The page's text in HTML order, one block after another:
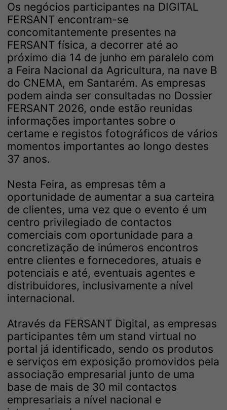
Os negócios participantes na DIGITAL
FERSANT encontram-se
concomitantemente presentes na
FERSANT física, a decorrer até ao
próximo dia 14 de junho em paralelo com
a Feira Nacional da Agricultura, na nave B
do CNEMA, em Santarém. As empresas
podem ainda ser consultadas no Dossier
FERSANT 2026, onde estão reunidas
informações importantes sobre o
certame e registos fotográficos de vários
momentos importantes ao longo destes
37 anos.
Nesta Feira, as empresas têm a
oportunidade de aumentar a sua carteira
de clientes, uma vez que o evento é um
centro privilegiado de contactos
comerciais com oportunidade para a
concretização de inúmeros encontros
entre clientes e fornecedores, atuais e
potenciais e até, eventuais agentes e
distribuidores, inclusivamente a nível
internacional.
Através da FERSANT Digital, as empresas
participantes têm um stand virtual no
portal já identificado, sendo os produtos
e serviços em exposição promovidos pela
associação empresarial junto de uma
base de mais de 30 mil contactos
empresariais a nível nacional e